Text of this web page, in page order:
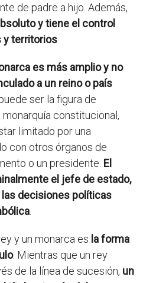
de padre a hijo. Además,
y tiene el control
y territorios
es más amplio y no
a un reino o país
ser la figura de
constitucional,
limitado por una
con otros órganos de
o un presidente. El
el jefe de estado,
decisiones políticas
y un monarca es la forma
. Mientras que un rey
de la línea de sucesión, un